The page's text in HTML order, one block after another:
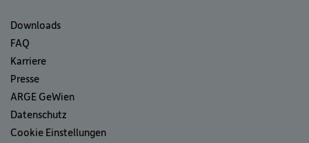
Downloads
FAQ
Karriere
Presse
ARGE GeWien
Datenschutz
Cookie Einstellungen